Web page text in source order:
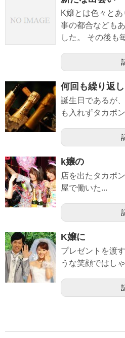
K嬢とは色々と
事の都合なども
した。 その後も
何回も繰り返
誕生日であるが
も入れずタカポ
k嬢の
店を出たタカポ
屋で働いた...
K嬢に
プレゼントを渡
うな笑顔ではし